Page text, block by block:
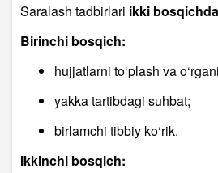
Saralash tadbirlari ikki bosqichda
Birinchi bosqich:
hujjatlarni to‘plash va
yakka tartibdagi suhbat;
birlamchi tibbiy ko‘rik.
Ikkinchi bosqich: